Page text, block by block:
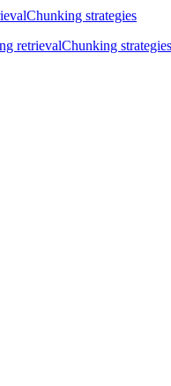
Chunking strategies
retrievalChunking strategies